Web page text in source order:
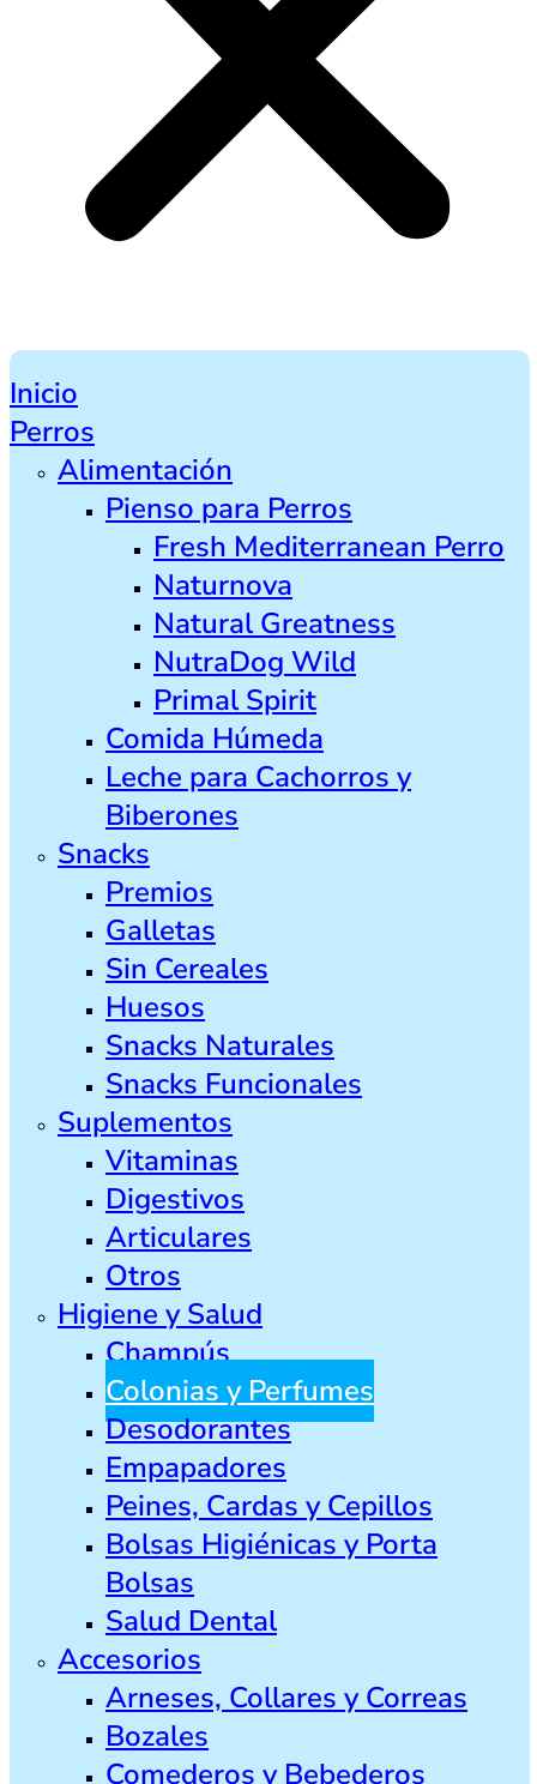
Inicio
Perros
Alimentación
Pienso para Perros
Fresh Mediterranean Perro
Naturnova
Natural Greatness
NutraDog Wild
Primal Spirit
Comida Húmeda
Leche para Cachorros y
Biberones
Snacks
Premios
Galletas
Sin Cereales
Huesos
Snacks Naturales
Snacks Funcionales
Suplementos
Vitaminas
Digestivos
Articulares
Otros
Higiene y Salud
Champús
Colonias y Perfumes
Desodorantes
Empapadores
Peines, Cardas y Cepillos
Bolsas Higiénicas y Porta
Bolsas
Salud Dental
Accesorios
Arneses, Collares y Correas
Bozales
Comederos y Bebederos